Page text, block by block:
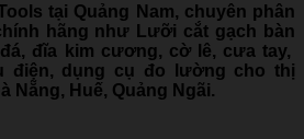
tại Quảng Nam, chuyên phân
hãng như Lưỡi cắt gạch bàn
đĩa kim cương, cờ lê, cưa tay,
điện, dụng cụ đo lường cho thị
Nẵng, Huế, Quảng Ngãi.